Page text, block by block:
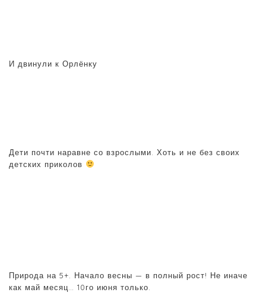
И двинули к Орлёнку
Дети почти наравне со взрослыми. Хоть и не без своих
детских приколов
Природа на 5+. Начало весны — в полный рост! Не иначе
как май месяц… 10го июня только.